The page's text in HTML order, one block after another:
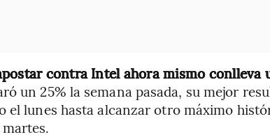
contra Intel ahora mismo conlleva
un 25% la semana pasada, su mejor
el lunes hasta alcanzar otro máximo